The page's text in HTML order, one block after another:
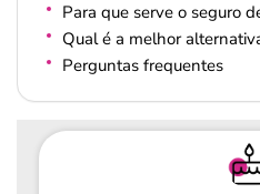
Para que serve o seguro
Qual é a melhor
Perguntas frequentes